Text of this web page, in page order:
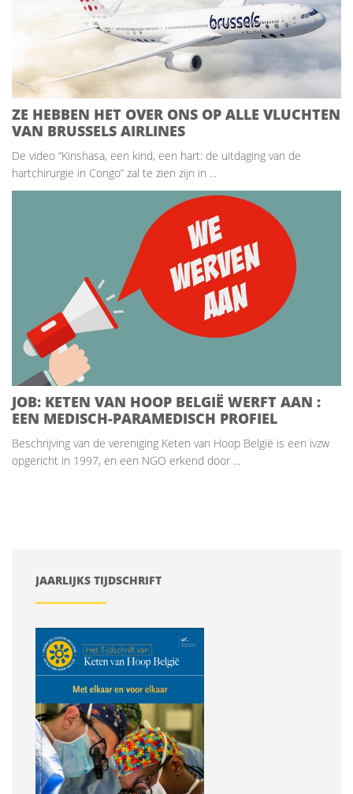
ZE HEBBEN HET OVER ONS OP ALLE VLUCHTEN
VAN BRUSSELS AIRLINES
De video “Kinshasa, een kind, een hart: de uitdaging van de
hartchirurgie in Congo” zal te zien zijn in ...
JOB: KETEN VAN HOOP BELGIË WERFT AAN :
EEN MEDISCH-PARAMEDISCH PROFIEL
Beschrijving van de vereniging Keten van Hoop België is een ivzw
opgericht in 1997, en een NGO erkend door ...
JAARLIJKS TIJDSCHRIFT